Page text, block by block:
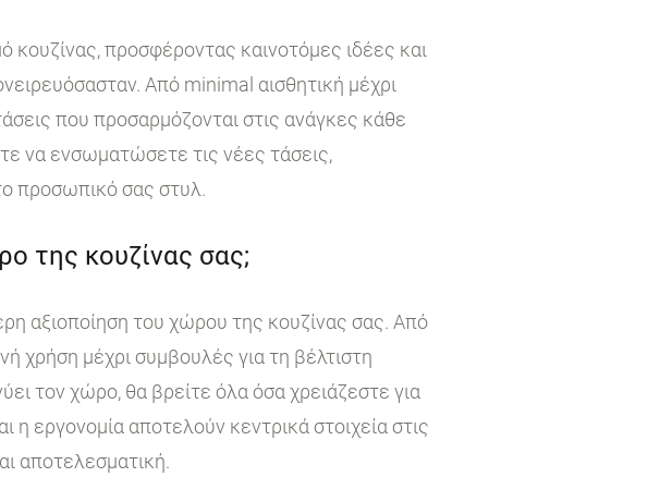
κουζίνας, προσφέροντας καινοτόμες ιδέες και
Από minimal αισθητική μέχρι
που προσαρμόζονται στις ανάγκες κάθε
να ενσωματώσετε τις νέες τάσεις,
προσωπικό σας στυλ.
της κουζίνας σας;
αξιοποίηση του χώρου της κουζίνας σας. Από
χρήση μέχρι συμβουλές για τη βέλτιστη
τον χώρο, θα βρείτε όλα όσα χρειάζεστε για
η εργονομία αποτελούν κεντρικά στοιχεία στις
αποτελεσματική.